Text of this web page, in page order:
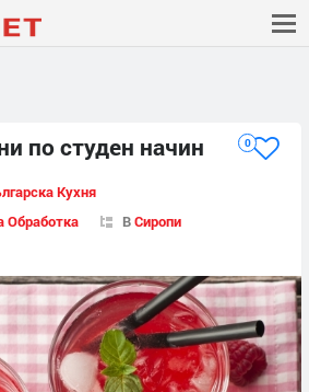
по студен начин 0
Кухня
Обработка ВСиропи